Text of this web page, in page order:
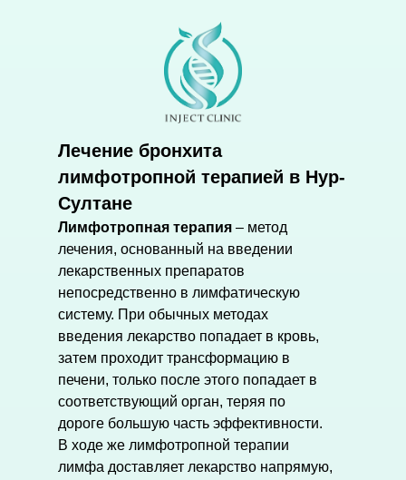
Лечение бронхита
лимфотропной терапией в Нур-
Султане
Лимфотропная терапия – метод
лечения, основанный на введении
лекарственных препаратов
непосредственно в лимфатическую
систему. При обычных методах
введения лекарство попадает в кровь,
затем проходит трансформацию в
печени, только после этого попадает в
соответствующий орган, теряя по
дороге большую часть эффективности.
В ходе же лимфотропной терапии
лимфа доставляет лекарство напрямую,